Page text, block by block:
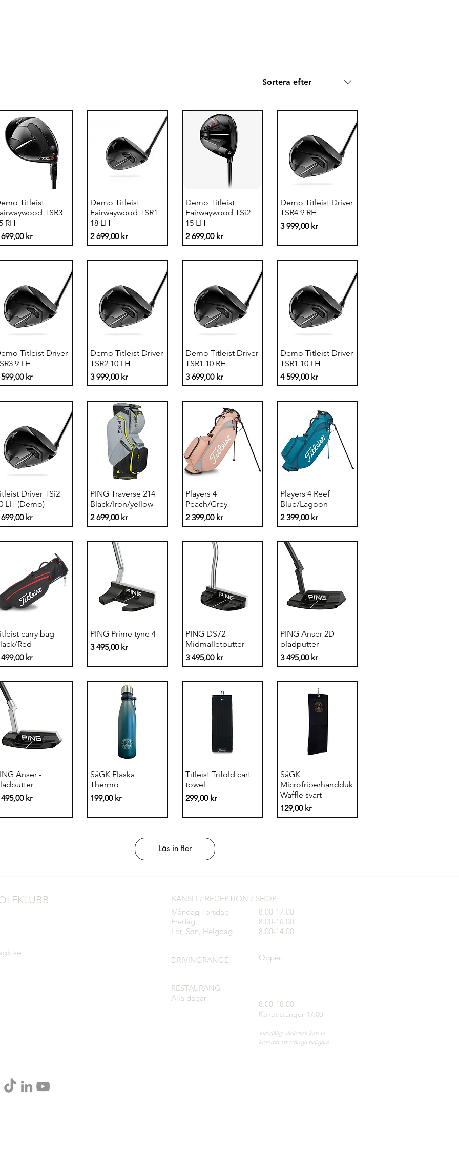
Sortera efter
Snabbvisning
Titleist
TSR3
RH
kr
Snabbvisning
Demo Titleist
Fairwaywood TSR1
18 LH
Pris
2 699,00 kr
Snabbvisning
Demo Titleist
Fairwaywood TSi2
15 LH
Pris
2 699,00 kr
Snabbvisning
Demo Titleist Driver
TSR4 9 RH
Pris
3 999,00 kr
Snabbvisning
Titleist Driver
9 LH
kr
Snabbvisning
Demo Titleist Driver
TSR2 10 LH
Pris
3 999,00 kr
Snabbvisning
Demo Titleist Driver
TSR1 10 RH
Pris
3 699,00 kr
Snabbvisning
Demo Titleist Driver
TSR1 10 LH
Pris
4 599,00 kr
Snabbvisning
Driver TSi2
LH (Demo)
kr
Snabbvisning
PING Traverse 214
Black/Iron/yellow
Pris
2 699,00 kr
Snabbvisning
Players 4
Peach/Grey
Pris
2 399,00 kr
Snabbvisning
Players 4 Reef
Blue/Lagoon
Pris
2 399,00 kr
Snabbvisning
carry bag
Red
kr
Snabbvisning
PING Prime tyne 4
Pris
3 495,00 kr
Snabbvisning
PING DS72 -
Midmalletputter
Pris
3 495,00 kr
Snabbvisning
PING Anser 2D -
bladputter
Pris
3 495,00 kr
Snabbvisning
Anser -
kr
Snabbvisning
SåGK Flaska
Thermo
Pris
199,00 kr
Snabbvisning
Titleist Trifold cart
towel
Pris
299,00 kr
Snabbvisning
SåGK
Microfriberhandduk
Waffle svart
Pris
129,00 kr
Läs in fler
KANSLI / RECEPTION / SHOP
Måndag-Torsdag
Fredag
Lör, Sön, Helgdag
DRIVINGRANGE
RESTAURANG
Alla dagar
8.00-17.00
8.00-16.00
8.00-14.00
Öppen
8.00-18.00
Köket stänger 17.00
Vid dålig väderlek kan vi
komma att stänga tidigare